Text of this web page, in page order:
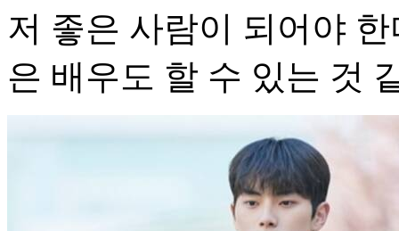
저 좋은 사람이 되어야
은 배우도 할 수 있는 것